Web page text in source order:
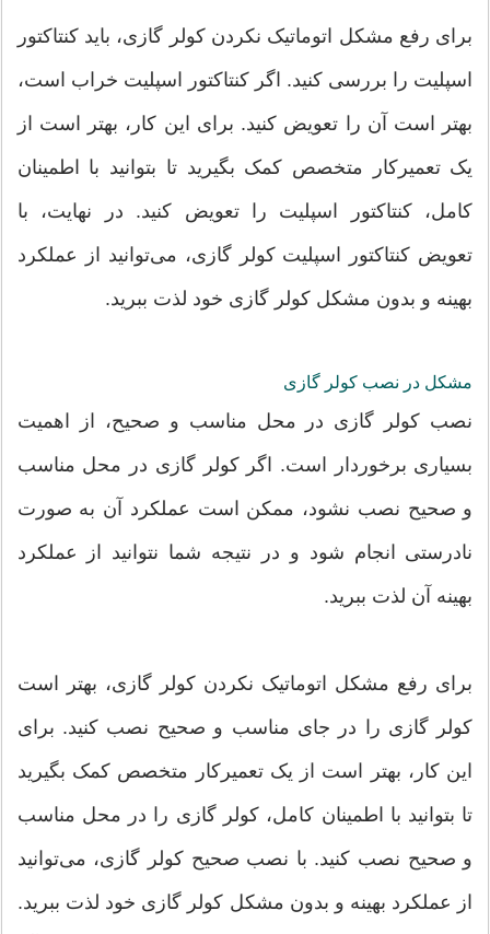
برای رفع مشکل اتوماتیک نکردن کولر گازی، باید کنتاکتور
اسپلیت را بررسی کنید. اگر کنتاکتور اسپلیت خراب است،
بهتر است آن را تعویض کنید. برای این کار، بهتر است از
یک تعمیرکار متخصص کمک بگیرید تا بتوانید با اطمینان
کامل، کنتاکتور اسپلیت را تعویض کنید. در نهایت، با
تعویض کنتاکتور اسپلیت کولر گازی، می‌توانید از عملکرد
بهینه و بدون مشکل کولر گازی خود لذت ببرید.
مشکل در نصب کولر گازی
نصب کولر گازی در محل مناسب و صحیح، از اهمیت
بسیاری برخوردار است. اگر کولر گازی در محل مناسب
و صحیح نصب نشود، ممکن است عملکرد آن به صورت
نادرستی انجام شود و در نتیجه شما نتوانید از عملکرد
بهینه آن لذت ببرید.
برای رفع مشکل اتوماتیک نکردن کولر گازی، بهتر است
کولر گازی را در جای مناسب و صحیح نصب کنید. برای
این کار، بهتر است از یک تعمیرکار متخصص کمک بگیرید
تا بتوانید با اطمینان کامل، کولر گازی را در محل مناسب
و صحیح نصب کنید. با نصب صحیح کولر گازی، می‌توانید
از عملکرد بهینه و بدون مشکل کولر گازی خود لذت ببرید.